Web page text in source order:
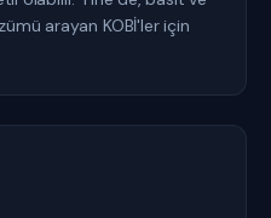
arayan KOBİ'ler için